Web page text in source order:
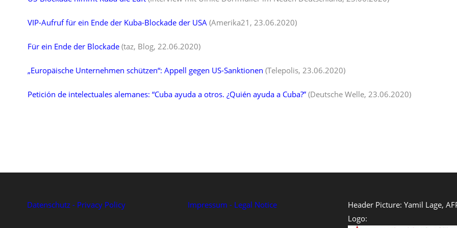
VIP-Aufruf für ein Ende der Kuba-Blockade der USA(Amerika21, 23.06.2020)
Für ein Ende der Blockade(taz, Blog, 22.06.2020)
„Europäische Unternehmen schützen“: Appell gegen US-Sanktionen (Telepolis, 23.06.2020)
Petición de intelectuales alemanes: “Cuba ayuda a otros. ¿Quién ayuda a Cuba?”(Deutsche Welle, 23.06.2020)
Datenschutz - Privacy Policy Impressum - Legal Notice
Header Picture: Yamil Lage,
Logo: